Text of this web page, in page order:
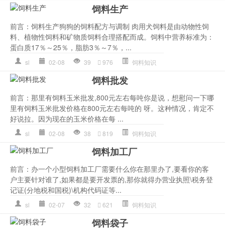
饲料生产
前言：饲料生产狗狗的饲料配方与调制 肉用犬饲料是由动物性饲
料、植物性饲料和矿物质饲料合理搭配而成。饲料中营养标准为：
蛋白质17％～25％，脂肪3％～7％，...
sl 02-08 39 976 饲料知识
饲料批发
前言：那里有饲料玉米批发,800元左右每吨你是说，想慰问一下哪
里有饲料玉米批发价格在800元左右每吨的 呀。这种情况，肯定不
好说拉。因为现在的玉米价格在每 ...
sl 02-08 38 819 饲料知识
饲料加工厂
前言：办一个小型饲料加工厂需要什么你在那里办了,要看你的客
户主要针对谁了,如果都是要开发票的,那你就得办营业执照\税务登
记证(分地税和国税)\机构代码证等...
sl 02-07 32 621 饲料知识
饲料袋子